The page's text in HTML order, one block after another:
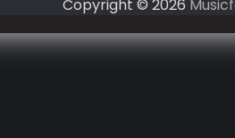
Copyright © 2026